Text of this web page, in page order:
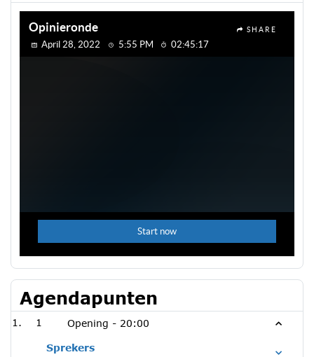
Agendapunten
1 Opening - 20:00
Sprekers